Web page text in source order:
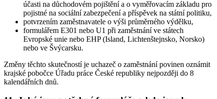
účasti na důchodovém pojištění a o vyměřovacím základu pro
pojistné na sociální zabezpečení a příspěvek na státní politiku,
potvrzením zaměstnavatele o výši průměrného výdělku,
formulářem E301 nebo U1 při zaměstnání ve státech
Evropské unie nebo EHP (Island, Lichtenštejnsko, Norsko)
nebo ve Švýcarsku.
Změny těchto skutečností je uchazeč o zaměstnání povinen oznámit
krajské pobočce Úřadu práce České republiky nejpozději do 8
kalendářních dnů.